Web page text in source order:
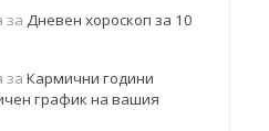
за Дневен хороскоп за 10
за Кармични години
график на вашия